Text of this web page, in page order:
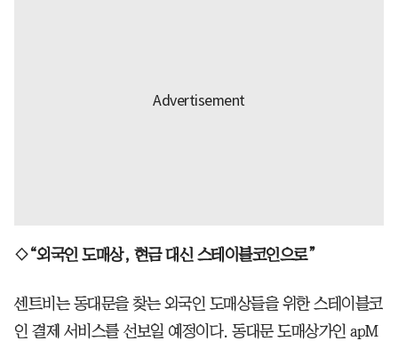
◇“외국인 도매상, 현금 대신 스테이블코인으로”
센트비는 동대문을 찾는 외국인 도매상들을 위한 스테이블코
인 결제 서비스를 선보일 예정이다. 동대문 도매상가인 apM